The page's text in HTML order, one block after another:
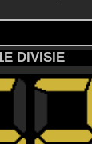
DIVISIE